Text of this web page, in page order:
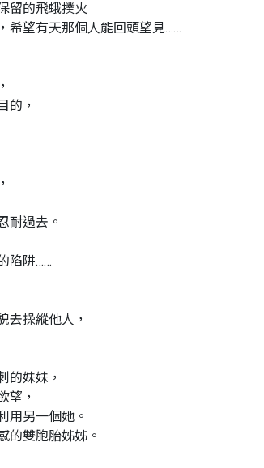
留的飛蛾撲火
希望有天那個人能回頭望見……
的，
耐過去。
陷阱……
去操縱他人，
的妹妹，
望，
用另一個她。
的雙胞胎姊姊。